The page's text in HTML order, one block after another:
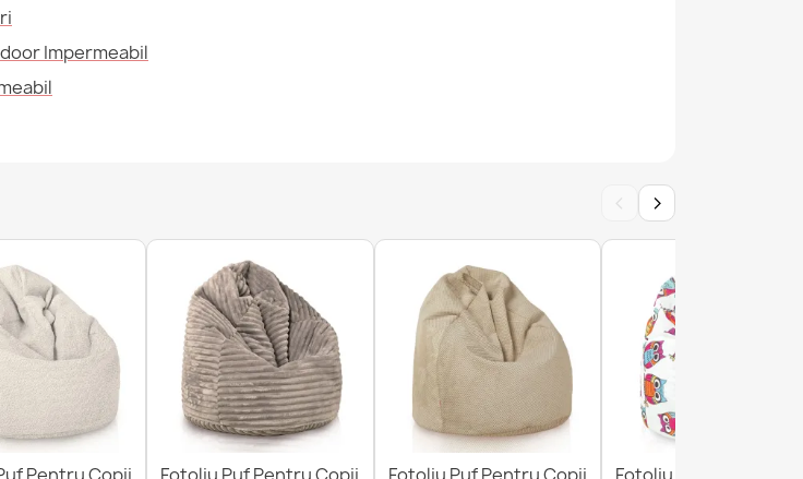
Impermeabil
‹ ›